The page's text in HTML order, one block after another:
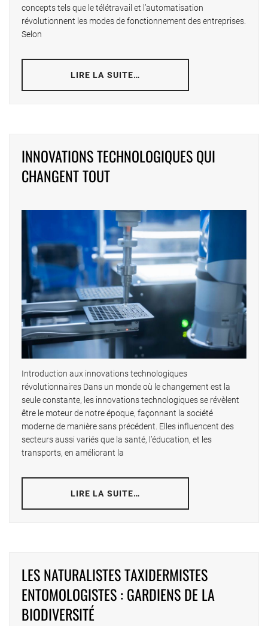
concepts tels que le télétravail et l’automatisation
révolutionnent les modes de fonctionnement des entreprises.
Selon
LIRE LA SUITE…
INNOVATIONS TECHNOLOGIQUES QUI
CHANGENT TOUT
Introduction aux innovations technologiques
révolutionnaires Dans un monde où le changement est la
seule constante, les innovations technologiques se révèlent
être le moteur de notre époque, façonnant la société
moderne de manière sans précédent. Elles influencent des
secteurs aussi variés que la santé, l’éducation, et les
transports, en améliorant la
LIRE LA SUITE…
LES NATURALISTES TAXIDERMISTES
ENTOMOLOGISTES : GARDIENS DE LA
BIODIVERSITÉ